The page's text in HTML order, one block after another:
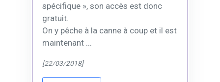
spécifique », son accès est donc
gratuit.
On y pêche à la canne à coup et il est
maintenant ...
[22/03/2018]